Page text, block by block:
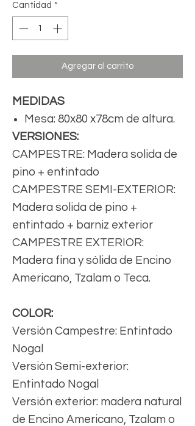
Cantidad *
Agregar al carrito
MEDIDAS
Mesa: 80x80 x78cm de altura.
VERSIONES:
CAMPESTRE: Madera solida de
pino + entintado
CAMPESTRE SEMI-EXTERIOR:
Madera solida de pino +
entintado + barniz exterior
CAMPESTRE EXTERIOR:
Madera fina y sólida de Encino
Americano, Tzalam o Teca.
COLOR:
Versión Campestre: Entintado
Nogal
Versión Semi-exterior:
Entintado Nogal
Versión exterior: madera natural
de Encino Americano, Tzalam o